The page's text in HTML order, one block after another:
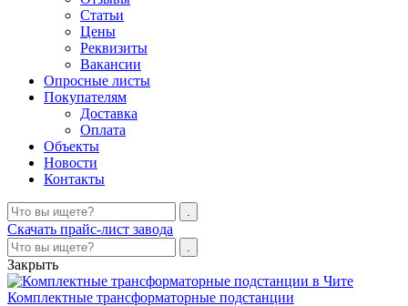
Статьи
Цены
Реквизиты
Вакансии
Опросные листы
Покупателям
Доставка
Оплата
Объекты
Новости
Контакты
Скачать прайс-лист завода
Закрыть
Комплектные трансформаторные подстанции